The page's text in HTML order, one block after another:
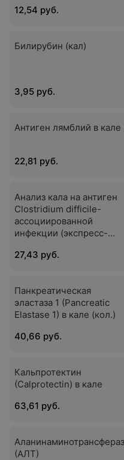
12,54 руб.
Билирубин (кал)
3,95 руб.
Антиген лямблий в кале
22,81 руб.
Анализ кала на антиген
Clostridium difficile-
ассоциированной
инфекции (экспресс-
27,43 руб.
Панкреатическая
эластаза 1 (Pancreatic
Elastase 1) в кале (кол.)
40,66 руб.
Кальпротектин
(Calprotectin) в кале
63,61 руб.
(АЛТ)